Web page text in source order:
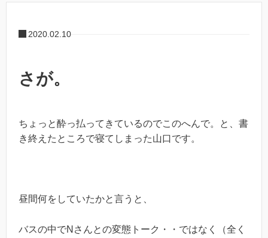
2020.02.10
さが。
ちょっと酔っ払ってきているのでこのへんで。と、書
き終えたところで寝てしまった山口です。
昼間何をしていたかと言うと、
バスの中でNさんとの変態トーク・・ではなく（全く